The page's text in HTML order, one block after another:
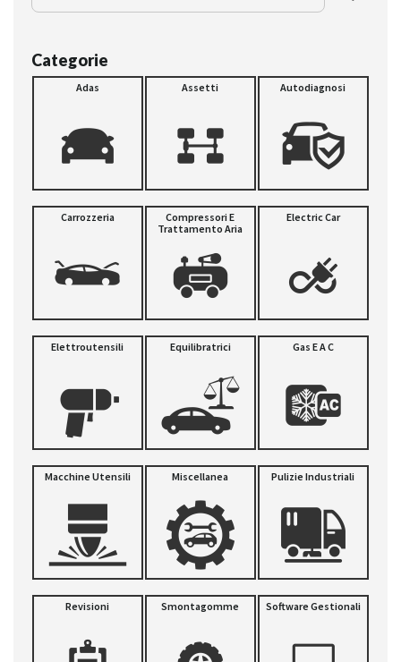
AREA RISERVATA
Categorie
Adas Assetti Autodiagnosi
Carrozzeria
Compressori E
Trattamento Aria
Electric Car
Elettroutensili Equilibratrici Gas E A C
Macchine Utensili Miscellanea Pulizie Industriali
Revisioni Smontagomme Software Gestionali